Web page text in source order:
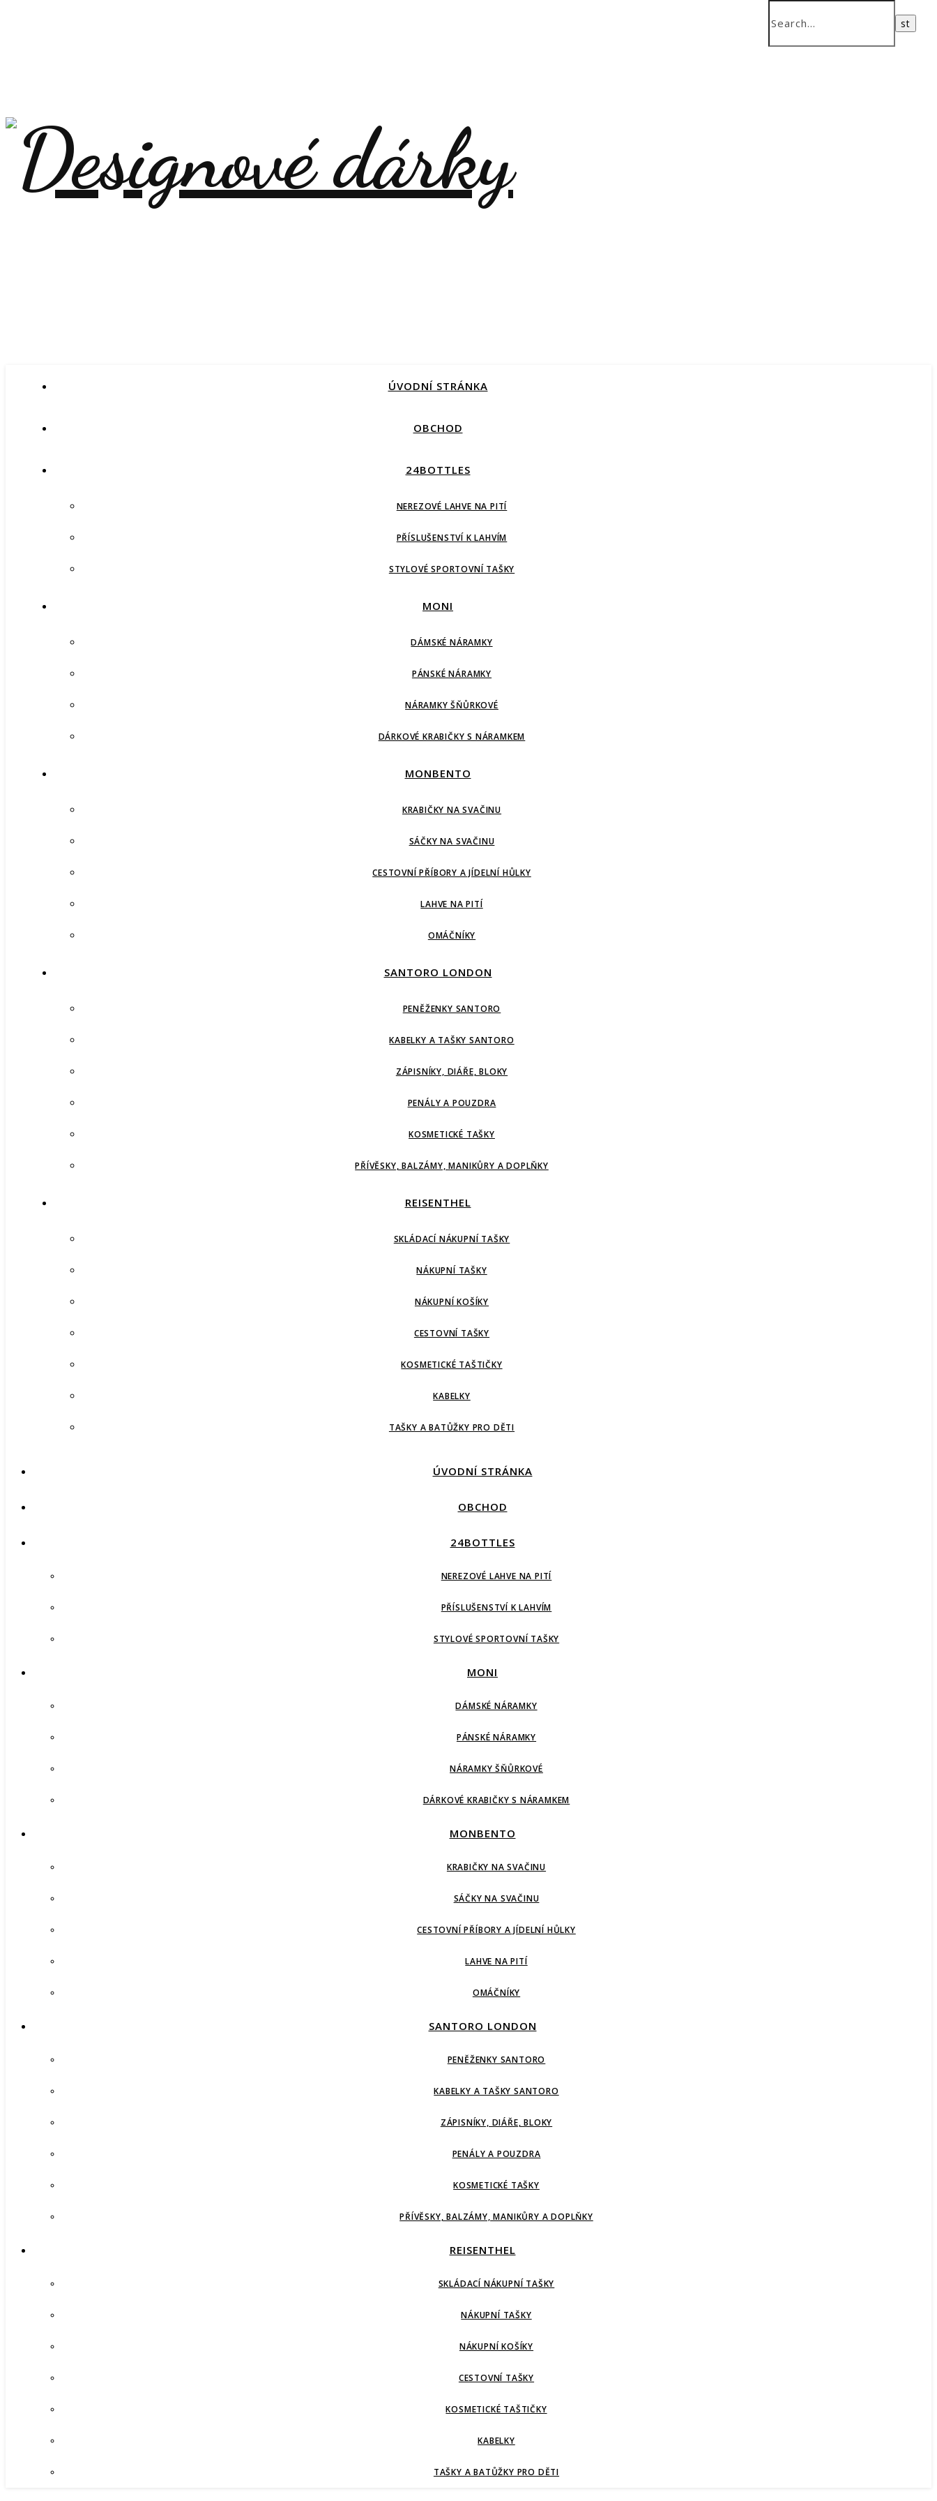
ÚVODNÍ STRÁNKA
OBCHOD
24BOTTLES
NEREZOVÉ LAHVE NA PITÍ
PŘÍSLUŠENSTVÍ K LAHVÍM
STYLOVÉ SPORTOVNÍ TAŠKY
MONI
DÁMSKÉ NÁRAMKY
PÁNSKÉ NÁRAMKY
NÁRAMKY ŠŇŮRKOVÉ
DÁRKOVÉ KRABIČKY S NÁRAMKEM
MONBENTO
KRABIČKY NA SVAČINU
SÁČKY NA SVAČINU
CESTOVNÍ PŘÍBORY A JÍDELNÍ HŮLKY
LAHVE NA PITÍ
OMÁČNÍKY
SANTORO LONDON
PENĚŽENKY SANTORO
KABELKY A TAŠKY SANTORO
ZÁPISNÍKY, DIÁŘE, BLOKY
PENÁLY A POUZDRA
KOSMETICKÉ TAŠKY
PŘÍVĚSKY, BALZÁMY, MANIKŮRY A DOPLŇKY
REISENTHEL
SKLÁDACÍ NÁKUPNÍ TAŠKY
NÁKUPNÍ TAŠKY
NÁKUPNÍ KOŠÍKY
CESTOVNÍ TAŠKY
KOSMETICKÉ TAŠTIČKY
KABELKY
TAŠKY A BATŮŽKY PRO DĚTI
ÚVODNÍ STRÁNKA
OBCHOD
24BOTTLES
NEREZOVÉ LAHVE NA PITÍ
PŘÍSLUŠENSTVÍ K LAHVÍM
STYLOVÉ SPORTOVNÍ TAŠKY
MONI
DÁMSKÉ NÁRAMKY
PÁNSKÉ NÁRAMKY
NÁRAMKY ŠŇŮRKOVÉ
DÁRKOVÉ KRABIČKY S NÁRAMKEM
MONBENTO
KRABIČKY NA SVAČINU
SÁČKY NA SVAČINU
CESTOVNÍ PŘÍBORY A JÍDELNÍ HŮLKY
LAHVE NA PITÍ
OMÁČNÍKY
SANTORO LONDON
PENĚŽENKY SANTORO
KABELKY A TAŠKY SANTORO
ZÁPISNÍKY, DIÁŘE, BLOKY
PENÁLY A POUZDRA
KOSMETICKÉ TAŠKY
PŘÍVĚSKY, BALZÁMY, MANIKŮRY A DOPLŇKY
REISENTHEL
SKLÁDACÍ NÁKUPNÍ TAŠKY
NÁKUPNÍ TAŠKY
NÁKUPNÍ KOŠÍKY
CESTOVNÍ TAŠKY
KOSMETICKÉ TAŠTIČKY
KABELKY
TAŠKY A BATŮŽKY PRO DĚTI